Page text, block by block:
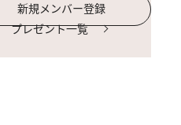
新規メンバー登録
プレゼント一覧